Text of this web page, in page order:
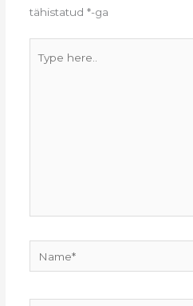
tähistatud *-ga
here..